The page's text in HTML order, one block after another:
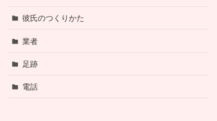
彼氏のつくりかた
業者
足跡
電話